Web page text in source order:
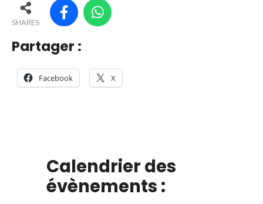
SHARES
Partager :
Facebook X
Calendrier des
évènements :